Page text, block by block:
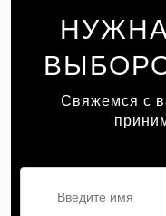
Свяжемся с